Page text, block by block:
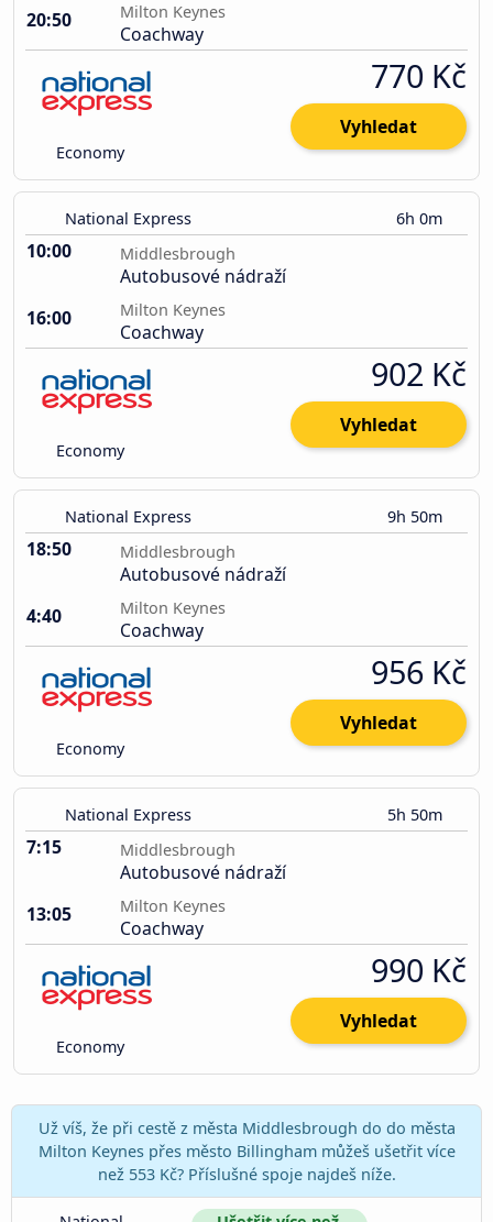
20:50
Milton Keynes
Coachway
Economy
770 Kč
Vyhledat
National Express 6h 0m
10:00 Middlesbrough
Autobusové nádraží
16:00
Milton Keynes
Coachway
Economy
902 Kč
Vyhledat
National Express 9h 50m
18:50 Middlesbrough
Autobusové nádraží
4:40
Milton Keynes
Coachway
Economy
956 Kč
Vyhledat
National Express 5h 50m
7:15 Middlesbrough
Autobusové nádraží
13:05
Milton Keynes
Coachway
Economy
990 Kč
Vyhledat
Už víš, že při cestě z města Middlesbrough do do města
Milton Keynes přes město Billingham můžeš ušetřit více
než 553 Kč? Příslušné spoje najdeš níže.